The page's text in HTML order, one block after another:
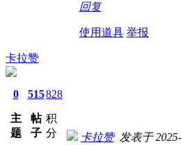
回复
使用道具 举报
卡拉赞
0
主
题
515
帖
子
828
积
分
卡拉赞发表于 2025-